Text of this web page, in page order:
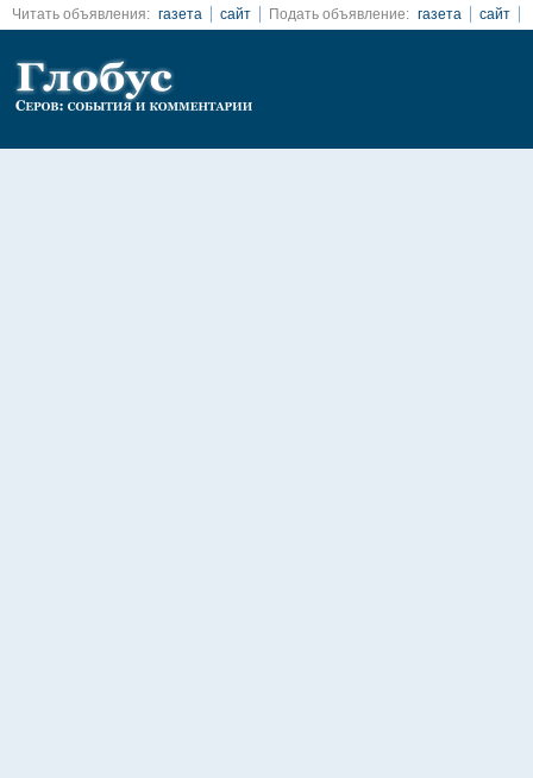
Читать объявления: газета сайт Подать объявление: газета сайт